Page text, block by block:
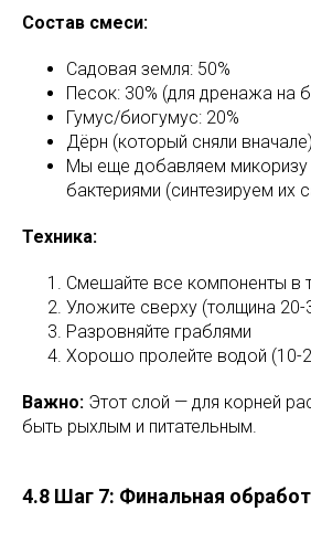
Состав смеси:
Садовая земля: 50%
Песок: 30% (для дренажа на
Гумус/биогумус: 20%
Дёрн (который сняли
Мы еще добавляем микоризу
бактериями (синтезируем их
Техника:
Смешайте все компоненты в
Уложите сверху (толщина 20-
Разровняйте граблями
Хорошо пролейте водой (10-
Важно: Этот слой — для корней
быть рыхлым и питательным.
4.8 Шаг 7: Финальная